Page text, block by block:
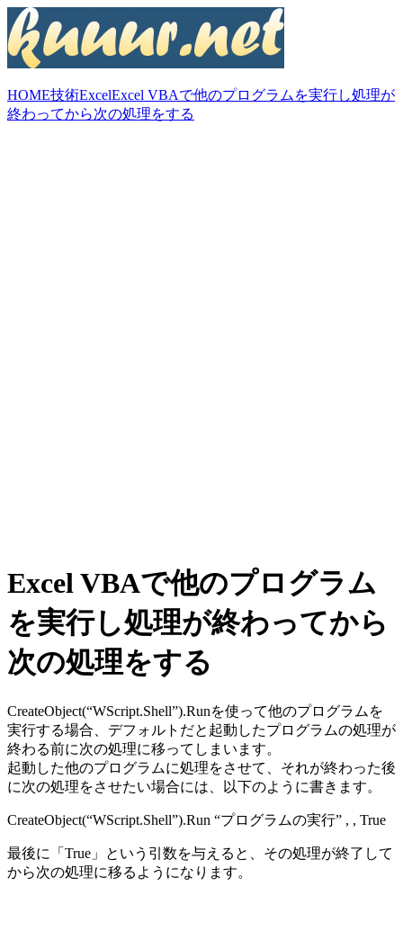
HOME技術ExcelExcel VBAで他のプログラムを実行し処理が
終わってから次の処理をする
Excel VBAで他のプログラム
を実行し処理が終わってから
次の処理をする
CreateObject(“WScript.Shell”).Runを使って他のプログラムを
実行する場合、デフォルトだと起動したプログラムの処理が
終わる前に次の処理に移ってしまいます。
起動した他のプログラムに処理をさせて、それが終わった後
に次の処理をさせたい場合には、以下のように書きます。
CreateObject(“WScript.Shell”).Run “プログラムの実行” , , True
最後に「True」という引数を与えると、その処理が終了して
から次の処理に移るようになります。